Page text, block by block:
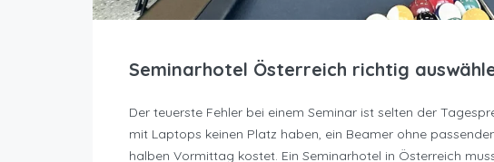
Seminarhotel Österreich richtig
Der teuerste Fehler bei einem Seminar ist selten der
mit Laptops keinen Platz haben, ein Beamer ohne
halben Vormittag kostet. Ein Seminarhotel in Österreich